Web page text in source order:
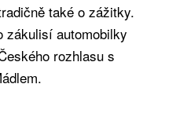
také o zážitky.
zákulisí automobilky
rozhlasu s